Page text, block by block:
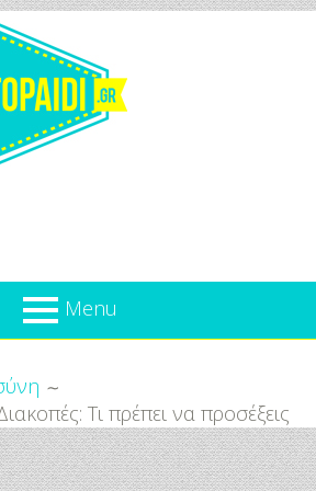
Menu
Τι πρέπει να προσέξεις